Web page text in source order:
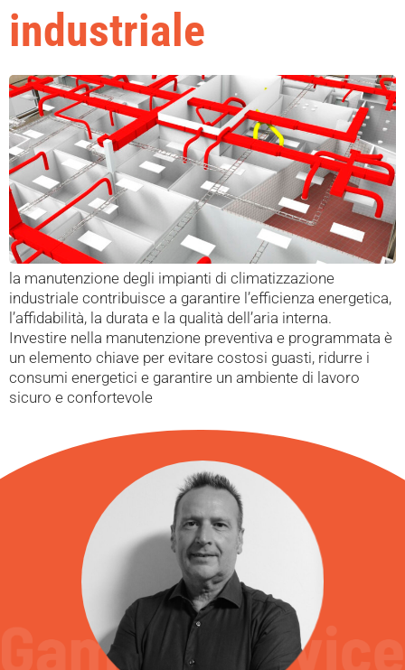
industriale
la manutenzione degli impianti di climatizzazione
industriale contribuisce a garantire l’efficienza energetica,
l’affidabilità, la durata e la qualità dell’aria interna.
Investire nella manutenzione preventiva e programmata è
un elemento chiave per evitare costosi guasti, ridurre i
consumi energetici e garantire un ambiente di lavoro
sicuro e confortevole